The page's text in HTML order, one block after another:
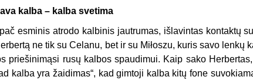
kalba – kalba svetima
esminis atrodo kalbinis jautrumas, išlavintas kontaktų
ne tik su Celanu, bet ir su Miłoszu, kuris savo lenkų
priešinimąsi rusų kalbos spaudimui. Kaip sako
kalba yra žaidimas“, kad gimtoji kalba kitų fone